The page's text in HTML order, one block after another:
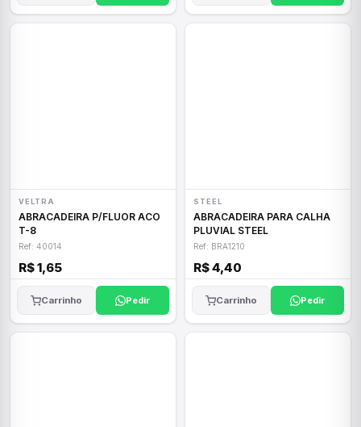
VELTRA
ABRACADEIRA P/FLUOR ACO
T-8
Ref: 40014
R$ 1,65
Carrinho Pedir
STEEL
ABRACADEIRA PARA CALHA
PLUVIAL STEEL
Ref: BRA1210
R$ 4,40
Carrinho Pedir